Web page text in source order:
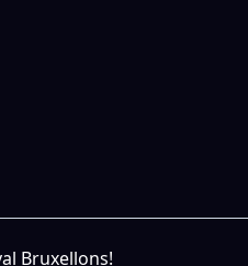
Bruxellons!